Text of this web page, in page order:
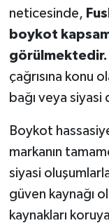
neticesinde,
boykot
görülmektedir.
çağrısına konu
bağı veya siyasi
Boykot
markanın
siyasi
güven kaynağı
kaynakları